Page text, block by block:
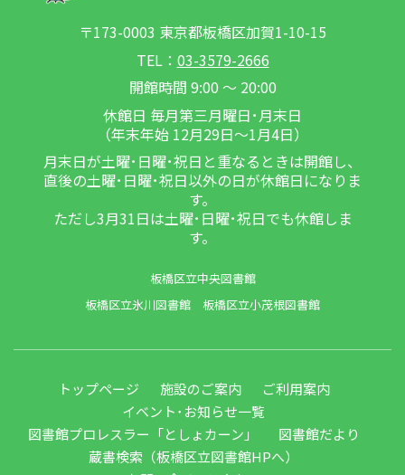
〒173-0003 東京都板橋区加賀1-10-15
TEL： 03-3579-2666
開館時間 9:00 ～ 20:00
休館日 毎月第三月曜日･月末日
（年末年始 12月29日～1月4日）
月末日が土曜･日曜･祝日と重なるときは開館し、
直後の土曜･日曜･祝日以外の日が休館日になりま
す。
ただし3月31日は土曜･日曜･祝日でも休館しま
す。
板橋区立中央図書館
板橋区立氷川図書館
板橋区立小茂根図書館
トップページ 施設のご案内
ご利用案内
イベント･お知らせ一覧
図書館プロレスラー「としょカーン」
図書館だより
蔵書検索（板橋区立図書館HPへ）